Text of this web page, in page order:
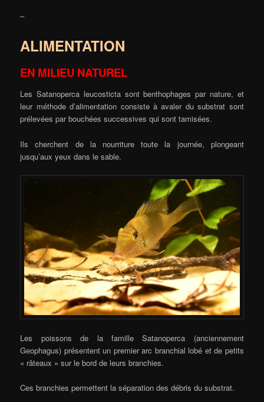
–
ALIMENTATION
EN MILIEU NATUREL
Les Satanoperca leucosticta sont benthophages par nature, et
leur méthode d’alimentation consiste à avaler du substrat sont
prélevées par bouchées successives qui sont tamisées.
Ils cherchent de la nourriture toute la journée, plongeant
jusqu’aux yeux dans le sable.
Les poissons de la famille Satanoperca (anciennement
Geophagus) présentent un premier arc branchial lobé et de petits
« râteaux » sur le bord de leurs branchies.
Ces branchies permettent la séparation des débris du substrat.